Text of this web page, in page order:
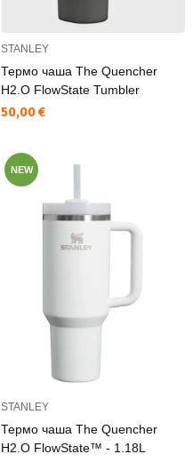
STANLEY
Термо чаша The Quencher
H2.O FlowState Tumbler
Текуща цена:
50,00 €
NEW
STANLEY
Термо чаша The Quencher
H2.O FlowState™ - 1.18L